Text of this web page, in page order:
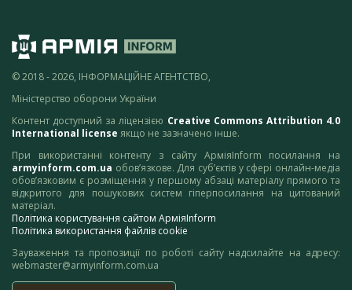
© 2018 - 2026, ІНФОРМАЦІЙНЕ АГЕНТСТВО,
Міністерство оборони України
Контент доступний за ліцензією Creative Commons Attribution 4.0
International license якщо не зазначено інше.
При використанні контенту з сайту АрміяInform посилання на
armyinform.com.ua обов’язкове. Для суб’єктів у сфері онлайн-медіа
обов’язковим є розміщення у першому абзаці матеріалу прямого та
відкритого для пошукових систем гіперпосилання на цитований
матеріал.
Політика користування сайтом АрміяInform
Політика використання файлів cookie
Зауваження та пропозиції по роботі сайту надсилайте на адресу:
webmaster@armyinform.com.ua